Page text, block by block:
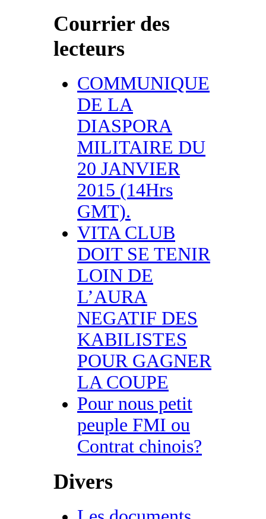
Courrier des
lecteurs
COMMUNIQUE
DE LA
DIASPORA
MILITAIRE DU
20 JANVIER
2015 (14Hrs
GMT).
VITA CLUB
DOIT SE TENIR
LOIN DE
L’AURA
NEGATIF DES
KABILISTES
POUR GAGNER
LA COUPE
Pour nous petit
peuple FMI ou
Contrat chinois?
Divers